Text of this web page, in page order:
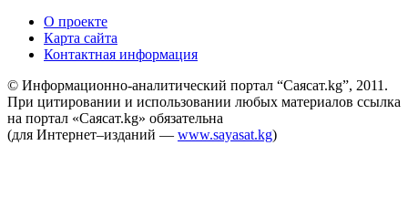
О проекте
Карта сайта
Контактная информация
© Информационно-аналитический портал “Саясат.kg”, 2011.
При цитировании и использовании любых материалов ссылка
на портал «Саясат.kg» обязательна
(для Интернет–изданий — www.sayasat.kg)